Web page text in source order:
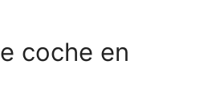
coche en